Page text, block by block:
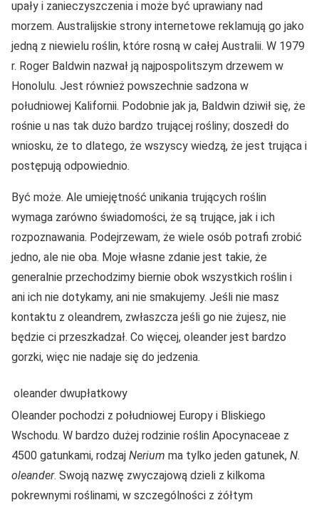
upały i zanieczyszczenia i może być uprawiany nad
morzem. Australijskie strony internetowe reklamują go jako
jedną z niewielu roślin, które rosną w całej Australii. W 1979
r. Roger Baldwin nazwał ją najpospolitszym drzewem w
Honolulu. Jest również powszechnie sadzona w
południowej Kalifornii. Podobnie jak ja, Baldwin dziwił się, że
rośnie u nas tak dużo bardzo trującej rośliny; doszedł do
wniosku, że to dlatego, że wszyscy wiedzą, że jest trująca i
postępują odpowiednio.
Być może. Ale umiejętność unikania trujących roślin
wymaga zarówno świadomości, że są trujące, jak i ich
rozpoznawania. Podejrzewam, że wiele osób potrafi zrobić
jedno, ale nie oba. Moje własne zdanie jest takie, że
generalnie przechodzimy biernie obok wszystkich roślin i
ani ich nie dotykamy, ani nie smakujemy. Jeśli nie masz
kontaktu z oleandrem, zwłaszcza jeśli go nie żujesz, nie
będzie ci przeszkadzał. Co więcej, oleander jest bardzo
gorzki, więc nie nadaje się do jedzenia.
oleander dwupłatkowy
Oleander pochodzi z południowej Europy i Bliskiego
Wschodu. W bardzo dużej rodzinie roślin Apocynaceae z
4500 gatunkami, rodzaj Nerium ma tylko jeden gatunek, N.
oleander. Swoją nazwę zwyczajową dzieli z kilkoma
pokrewnymi roślinami, w szczególności z żółtym